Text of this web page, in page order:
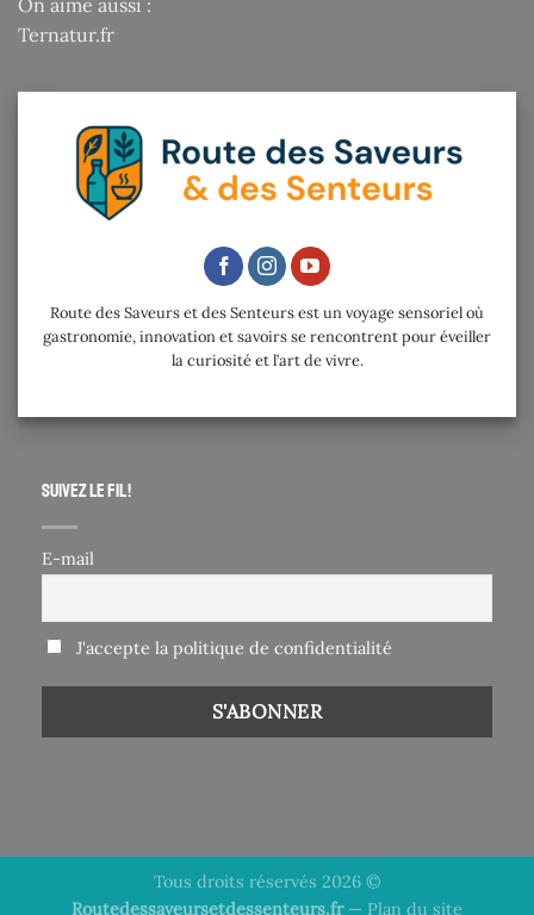
On aime aussi :
Ternatur.fr
Route des Saveurs et des Senteurs est un voyage sensoriel où
gastronomie, innovation et savoirs se rencontrent pour éveiller
la curiosité et l’art de vivre.
Suivez le fil !
E-mail
J'accepte la politique de confidentialité
Tous droits réservés 2026 ©
Routedessaveursetdessenteurs.fr— Plan du site